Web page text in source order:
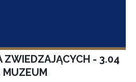
ZWIEDZAJĄCYCH - 3.04
MUZEUM